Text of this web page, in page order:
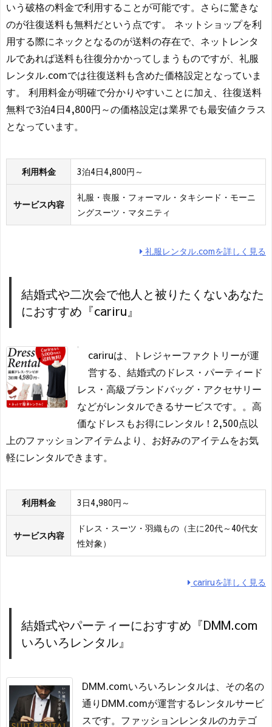
いう破格の料金で利用することが可能です。さらに驚きな
のが往復送料も無料だという点です。 ネットショップを利
用する際にネックとなるのが送料の存在で、ネットレンタ
ルであれば送料も往復分かかってしまうものですが、礼服
レンタル.comでは往復送料も含めた価格設定となっていま
す。 利用料金が明確で分かりやすいことに加え、往復送料
無料で3泊4日4,800円～の価格設定は業界でも最安値クラス
となっています。
利用料金 3泊4日4,800円～
サービス内容
礼服・喪服・フォーマル・タキシード・モーニ
ングスーツ・マタニティ
礼服レンタル.comを詳しく見る
結婚式や二次会で他人と被りたくないあなた
におすすめ『cariru』
cariruは、トレジャーファクトリーが運
営する、結婚式のドレス・パーティード
レス・高級ブランドバッグ・アクセサリー
などがレンタルできるサービスです。。高
価なドレスもお得にレンタル！2,500点以
上のファッションアイテムより、お好みのアイテムをお気
軽にレンタルできます。
利用料金 3日4,980円～
サービス内容
ドレス・スーツ・羽織もの（主に20代～40代女
性対象）
cariruを詳しく見る
結婚式やパーティーにおすすめ『DMM.com
いろいろレンタル』
DMM.comいろいろレンタルは、その名の
通りDMM.comが運営するレンタルサービ
スです。ファッションレンタルのカテゴ